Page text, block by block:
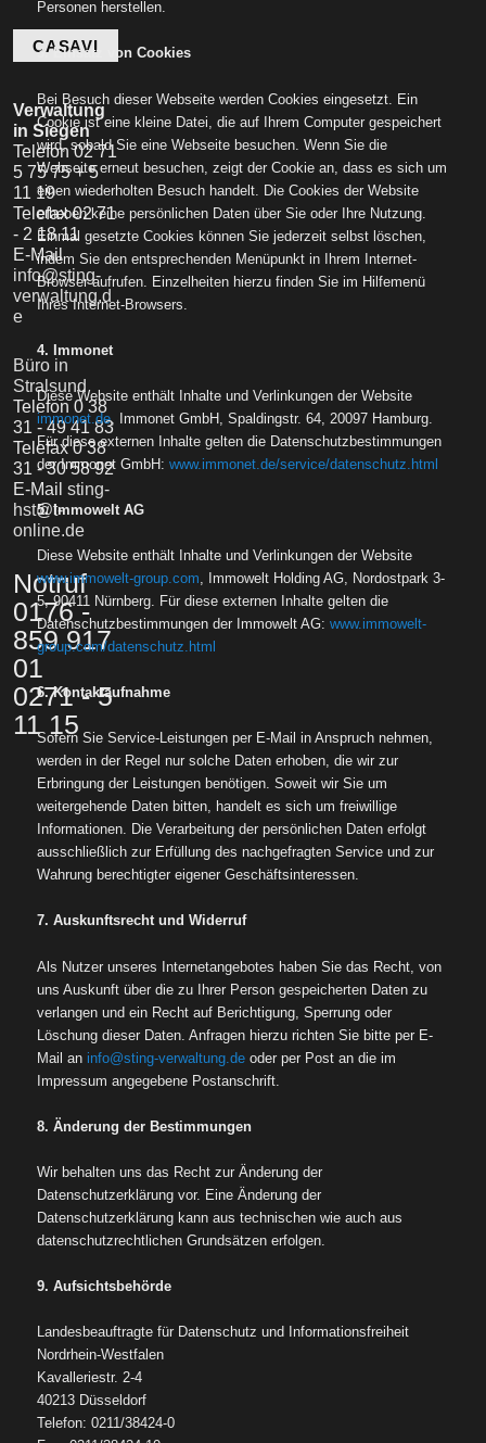
Personen herstellen.
3. Einsatz von Cookies
Bei Besuch dieser Webseite werden Cookies eingesetzt. Ein
Cookie ist eine kleine Datei, die auf Ihrem Computer gespeichert
wird, sobald Sie eine Webseite besuchen. Wenn Sie die
Webseite erneut besuchen, zeigt der Cookie an, dass es sich um
einen wiederholten Besuch handelt. Die Cookies der Website
erheben keine persönlichen Daten über Sie oder Ihre Nutzung.
Einmal gesetzte Cookies können Sie jederzeit selbst löschen,
indem Sie den entsprechenden Menüpunkt in Ihrem Internet-
Browser aufrufen. Einzelheiten hierzu finden Sie im Hilfemenü
Ihres Internet-Browsers.
4. Immonet
Diese Website enthält Inhalte und Verlinkungen der Website
immonet.de, Immonet GmbH, Spaldingstr. 64, 20097 Hamburg.
Für diese externen Inhalte gelten die Datenschutzbestimmungen
der Immonet GmbH:www.immonet.de/service/datenschutz.html
5. Immowelt AG
Diese Website enthält Inhalte und Verlinkungen der Website
www.immowelt-group.com, Immowelt Holding AG, Nordostpark 3-
5, 90411 Nürnberg. Für diese externen Inhalte gelten die
Datenschutzbestimmungen der Immowelt AG:www.immowelt-
group.com/datenschutz.html
6. Kontaktaufnahme
Sofern Sie Service-Leistungen per E-Mail in Anspruch nehmen,
werden in der Regel nur solche Daten erhoben, die wir zur
Erbringung der Leistungen benötigen. Soweit wir Sie um
weitergehende Daten bitten, handelt es sich um freiwillige
Informationen. Die Verarbeitung der persönlichen Daten erfolgt
ausschließlich zur Erfüllung des nachgefragten Service und zur
Wahrung berechtigter eigener Geschäftsinteressen.
7. Auskunftsrecht und Widerruf
Als Nutzer unseres Internetangebotes haben Sie das Recht, von
uns Auskunft über die zu Ihrer Person gespeicherten Daten zu
verlangen und ein Recht auf Berichtigung, Sperrung oder
Löschung dieser Daten. Anfragen hierzu richten Sie bitte per E-
Mail an info@sting-verwaltung.de oder per Post an die im
Impressum angegebene Postanschrift.
8. Änderung der Bestimmungen
Wir behalten uns das Recht zur Änderung der
Datenschutzerklärung vor. Eine Änderung der
Datenschutzerklärung kann aus technischen wie auch aus
datenschutzrechtlichen Grundsätzen erfolgen.
9. Aufsichtsbehörde
Landesbeauftragte für Datenschutz und Informationsfreiheit
Nordrhein-Westfalen
Kavalleriestr. 2-4
40213 Düsseldorf
Telefon: 0211/38424-0
CASAVI
Verwaltung
in Siegen
Telefon 02 71
5 75 75 + 5
11 19
Telefax 02 71
- 2 18 11
E-Mail
info@sting-
verwaltung.d
e
Büro in
Stralsund
Telefon 0 38
31 - 49 41 83
Telefax 0 38
31 - 30 58 92
E-Mail sting-
hst@t-
online.de
Notruf
0176 -
859 917
01
0271 - 5
11 15